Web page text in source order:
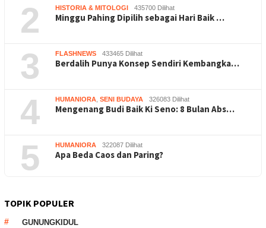
2 HISTORIA & MITOLOGI 435700 Dilihat
Minggu Pahing Dipilih sebagai Hari Baik …
3 FLASHNEWS 433465 Dilihat
Berdalih Punya Konsep Sendiri Kembangka…
4 HUMANIORA SENI BUDAYA 326083 Dilihat
Mengenang Budi Baik Ki Seno: 8 Bulan Abs…
5 HUMANIORA 322087 Dilihat
Apa Beda Caos dan Paring?
TOPIK POPULER
GUNUNGKIDUL